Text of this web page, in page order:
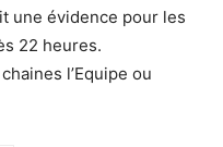
une évidence pour les
22 heures.
l’Equipe ou